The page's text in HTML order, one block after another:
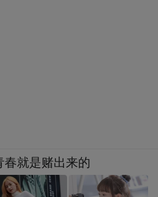
春就是赌出来的